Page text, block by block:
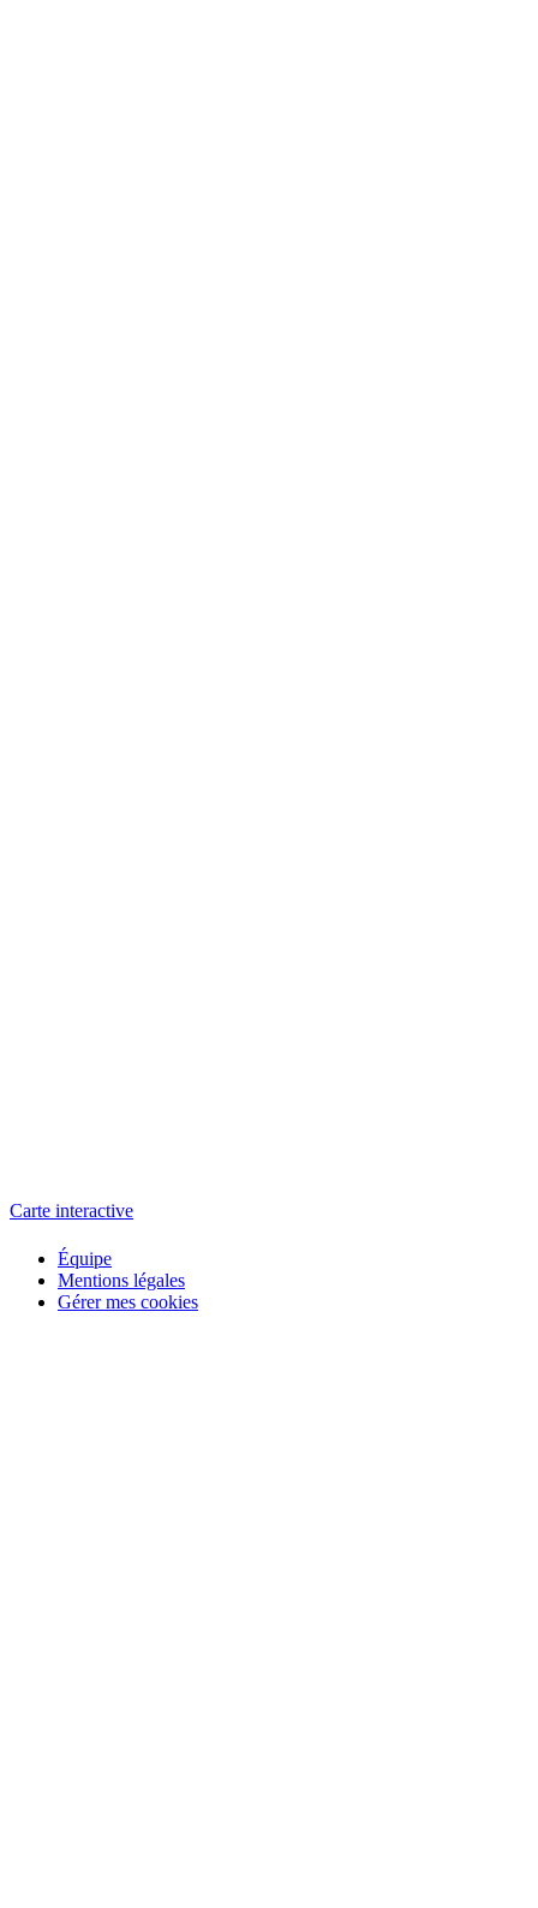
Carte interactive
Équipe
Mentions légales
Gérer mes cookies